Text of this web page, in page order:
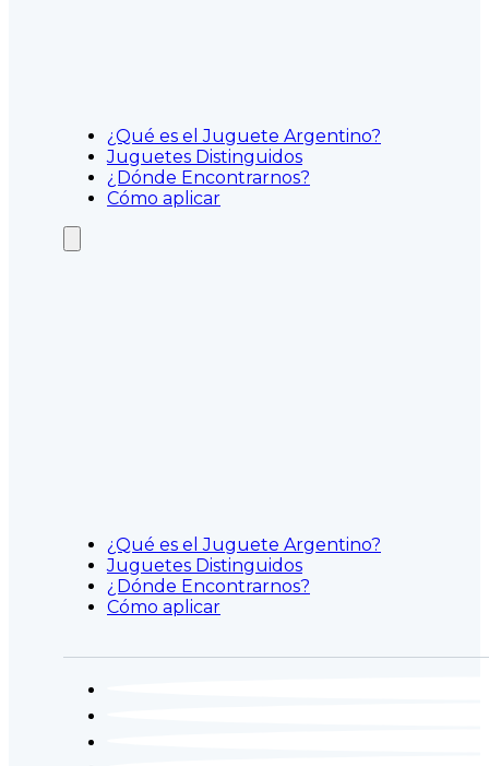
¿Qué es el Juguete Argentino?
Juguetes Distinguidos
¿Dónde Encontrarnos?
Cómo aplicar
¿Qué es el Juguete Argentino?
Juguetes Distinguidos
¿Dónde Encontrarnos?
Cómo aplicar